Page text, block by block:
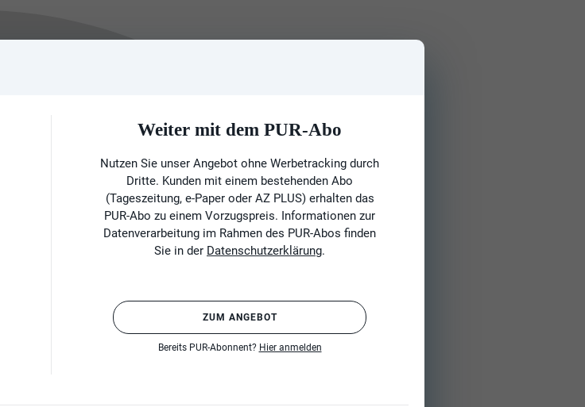
Weiter mit dem PUR-Abo
Nutzen Sie unser Angebot ohne Werbetracking durch
Dritte. Kunden mit einem bestehenden Abo
(Tageszeitung, e-Paper oder AZ PLUS) erhalten das
PUR-Abo zu einem Vorzugspreis. Informationen zur
Datenverarbeitung im Rahmen des PUR-Abos finden
Sie in der Datenschutzerklärung.
ZUM ANGEBOT
Bereits PUR-Abonnent? Hier anmelden